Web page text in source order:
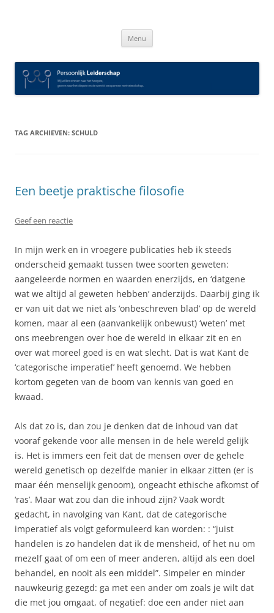
Menu
TAG ARCHIEVEN: SCHULD
Een beetje praktische filosofie
Geef een reactie
In mijn werk en in vroegere publicaties heb ik steeds
onderscheid gemaakt tussen twee soorten geweten:
aangeleerde normen en waarden enerzijds, en ‘datgene
wat we altijd al geweten hebben’ anderzijds. Daarbij ging ik
er van uit dat we niet als ‘onbeschreven blad’ op de wereld
komen, maar al een (aanvankelijk onbewust) ‘weten’ met
ons meebrengen over hoe de wereld in elkaar zit en en
over wat moreel goed is en wat slecht. Dat is wat Kant de
‘categorische imperatief’ heeft genoemd. We hebben
kortom gegeten van de boom van kennis van goed en
kwaad.
Als dat zo is, dan zou je denken dat de inhoud van dat
vooraf gekende voor alle mensen in de hele wereld gelijk
is. Het is immers een feit dat de mensen over de gehele
wereld genetisch op dezelfde manier in elkaar zitten (er is
maar één menselijk genoom), ongeacht ethische afkomst of
‘ras’. Maar wat zou dan die inhoud zijn? Vaak wordt
gedacht, in navolging van Kant, dat de categorische
imperatief als volgt geformuleerd kan worden: : “juist
handelen is zo handelen dat ik de mensheid, of het nu om
mezelf gaat of om een of meer anderen, altijd als een doel
behandel, en nooit als een middel”. Simpeler en minder
nauwkeurig gezegd: ga met een ander om zoals je wilt dat
die met jou omgaat, of negatief: doe een ander niet aan